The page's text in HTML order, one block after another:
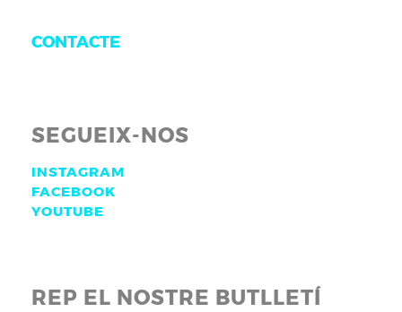
CONTACTE
SEGUEIX-NOS
INSTAGRAM
FACEBOOK
YOUTUBE
REP EL NOSTRE BUTLLETÍ